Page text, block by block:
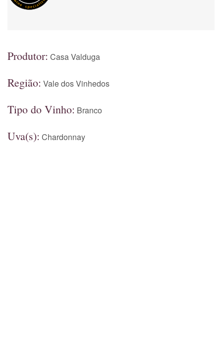
Produtor: Casa Valduga
Região: Vale dos Vinhedos
Tipo do Vinho: Branco
Uva(s): Chardonnay